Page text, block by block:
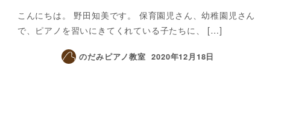
こんにちは。 野田知美です。 保育園児さん、幼稚園児さん
で、ピアノを習いにきてくれている子たちに、 […]
のだみピアノ教室 2020年12月18日